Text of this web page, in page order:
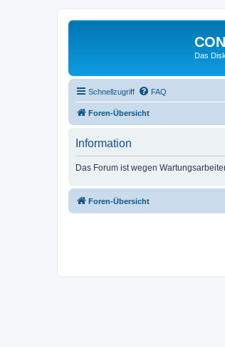
Das
Schnellzugriff FAQ
Foren-Übersicht
Information
Das Forum ist wegen
Foren-Übersicht